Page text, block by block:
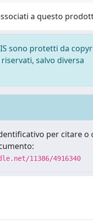
a questo
sono protetti da
salvo diversa
per citare o
11386/4916340